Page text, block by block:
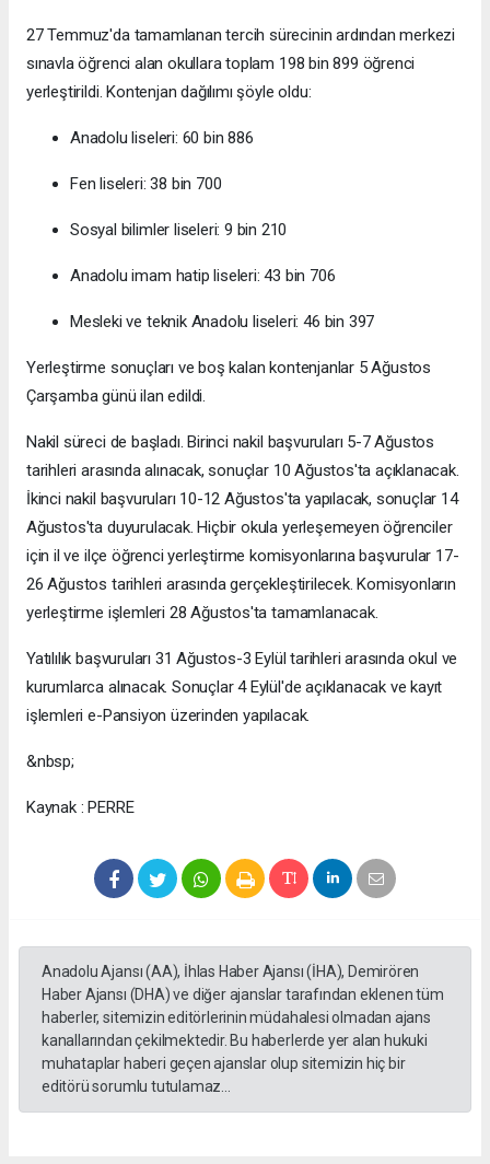
27 Temmuz'da tamamlanan tercih sürecinin ardından merkezi
sınavla öğrenci alan okullara toplam 198 bin 899 öğrenci
yerleştirildi. Kontenjan dağılımı şöyle oldu:
Anadolu liseleri: 60 bin 886
Fen liseleri: 38 bin 700
Sosyal bilimler liseleri: 9 bin 210
Anadolu imam hatip liseleri: 43 bin 706
Mesleki ve teknik Anadolu liseleri: 46 bin 397
Yerleştirme sonuçları ve boş kalan kontenjanlar 5 Ağustos
Çarşamba günü ilan edildi.
Nakil süreci de başladı. Birinci nakil başvuruları 5-7 Ağustos
tarihleri arasında alınacak, sonuçlar 10 Ağustos'ta açıklanacak.
İkinci nakil başvuruları 10-12 Ağustos'ta yapılacak, sonuçlar 14
Ağustos'ta duyurulacak. Hiçbir okula yerleşemeyen öğrenciler
için il ve ilçe öğrenci yerleştirme komisyonlarına başvurular 17-
26 Ağustos tarihleri arasında gerçekleştirilecek. Komisyonların
yerleştirme işlemleri 28 Ağustos'ta tamamlanacak.
Yatılılık başvuruları 31 Ağustos-3 Eylül tarihleri arasında okul ve
kurumlarca alınacak. Sonuçlar 4 Eylül'de açıklanacak ve kayıt
işlemleri e-Pansiyon üzerinden yapılacak.
&nbsp;
Kaynak : PERRE
Anadolu Ajansı (AA), İhlas Haber Ajansı (İHA), Demirören
Haber Ajansı (DHA) ve diğer ajanslar tarafından eklenen tüm
haberler, sitemizin editörlerinin müdahalesi olmadan ajans
kanallarından çekilmektedir. Bu haberlerde yer alan hukuki
muhataplar haberi geçen ajanslar olup sitemizin hiç bir
editörü sorumlu tutulamaz...